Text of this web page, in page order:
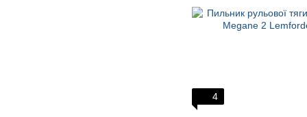
4